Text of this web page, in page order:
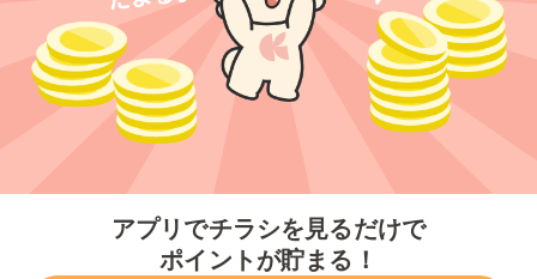
アプリでチラシを見るだけで
ポイントが貯まる！